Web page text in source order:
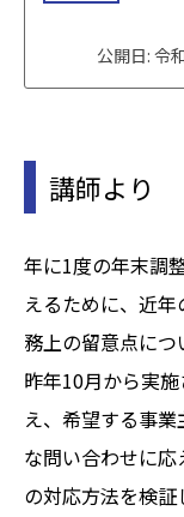
公開日: 令
講師より
年に1度の年末調
えるために、近
務上の留意点につ
昨年10月から実
え、希望する事
な問い合わせに
の対応方法を検証